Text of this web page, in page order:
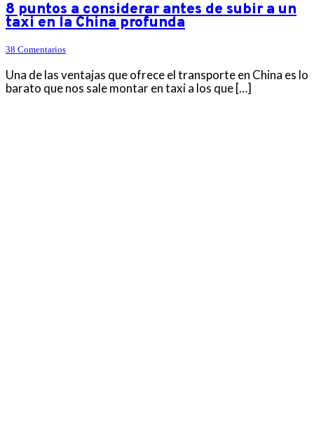
8 puntos a considerar antes de subir a un
taxi en la China profunda
38 Comentarios
Una de las ventajas que ofrece el transporte en China es lo
barato que nos sale montar en taxi a los que […]